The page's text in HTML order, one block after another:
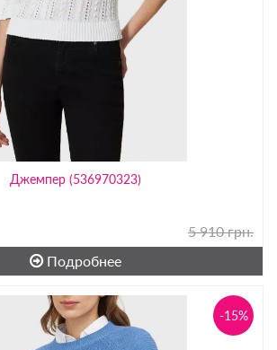
Джемпер (536970323)
5 910 грн.
Подробнее
-15%